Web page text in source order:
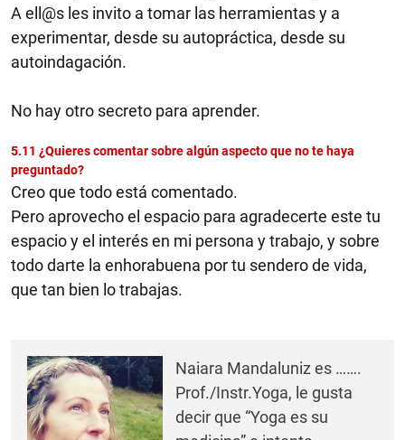
A ell@s les invito a tomar las herramientas y a
experimentar, desde su autopráctica, desde su
autoindagación.
No hay otro secreto para aprender.
5.11 ¿Quieres comentar sobre algún aspecto que no te haya
preguntado?
Creo que todo está comentado.
Pero aprovecho el espacio para agradecerte este tu
espacio y el interés en mi persona y trabajo, y sobre
todo darte la enhorabuena por tu sendero de vida,
que tan bien lo trabajas.
Naiara Mandaluniz es …….
Prof./Instr.Yoga, le gusta
decir que “Yoga es su